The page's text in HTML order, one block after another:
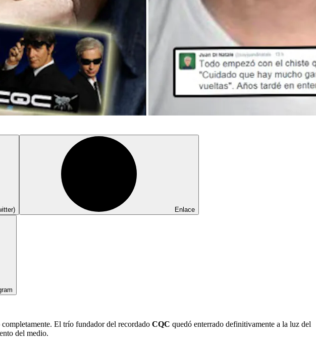
Enlace
El trío fundador del recordado CQC quedó enterrado definitivamente a la luz del
del medio.